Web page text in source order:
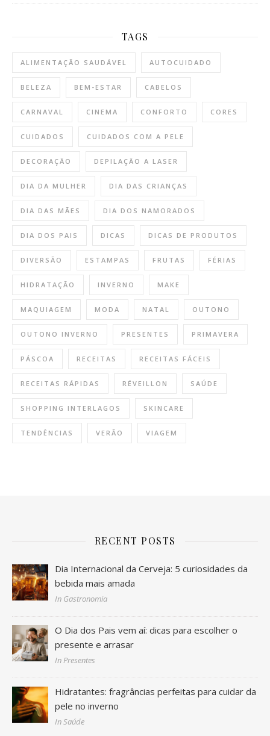
TAGS
ALIMENTAÇÃO SAUDÁVEL AUTOCUIDADO
BELEZA BEM-ESTAR CABELOS
CARNAVAL CINEMA CONFORTO CORES
CUIDADOS CUIDADOS COM A PELE
DECORAÇÃO DEPILAÇÃO A LASER
DIA DA MULHER DIA DAS CRIANÇAS
DIA DAS MÃES DIA DOS NAMORADOS
DIA DOS PAIS DICAS DICAS DE PRODUTOS
DIVERSÃO ESTAMPAS FRUTAS FÉRIAS
HIDRATAÇÃO INVERNO MAKE
MAQUIAGEM MODA NATAL OUTONO
OUTONO INVERNO PRESENTES PRIMAVERA
PÁSCOA RECEITAS RECEITAS FÁCEIS
RECEITAS RÁPIDAS RÉVEILLON SAÚDE
SHOPPING INTERLAGOS SKINCARE
TENDÊNCIAS VERÃO VIAGEM
RECENT POSTS
Dia Internacional da Cerveja: 5 curiosidades da
bebida mais amada
In Gastronomia
O Dia dos Pais vem aí: dicas para escolher o
presente e arrasar
In Presentes
Hidratantes: fragrâncias perfeitas para cuidar da
pele no inverno
In Saúde